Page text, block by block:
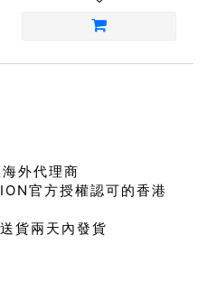
外代理商
官方授權認可的香港
貨兩天內發貨